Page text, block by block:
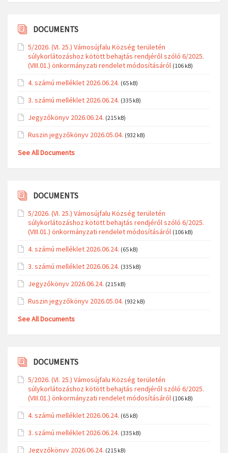
DOCUMENTS
5/2026. (VI. 25.) Vámosújfalu Község területén
súlykorlátozáshoz kötött behajtás rendjéről szóló 6/2025.
(VIII.01.) önkormányzati rendelet módosításáról (106 kB)
4. számú melléklet 2026.06.24. (65 kB)
3. számú melléklet 2026.06.24. (335 kB)
Jegyzőkönyv 2026.06.24. (215 kB)
Ruszin jegyzőkönyv 2026.05.04. (932 kB)
See All Documents
DOCUMENTS
5/2026. (VI. 25.) Vámosújfalu Község területén
súlykorlátozáshoz kötött behajtás rendjéről szóló 6/2025.
(VIII.01.) önkormányzati rendelet módosításáról (106 kB)
4. számú melléklet 2026.06.24. (65 kB)
3. számú melléklet 2026.06.24. (335 kB)
Jegyzőkönyv 2026.06.24. (215 kB)
Ruszin jegyzőkönyv 2026.05.04. (932 kB)
See All Documents
DOCUMENTS
5/2026. (VI. 25.) Vámosújfalu Község területén
súlykorlátozáshoz kötött behajtás rendjéről szóló 6/2025.
(VIII.01.) önkormányzati rendelet módosításáról (106 kB)
4. számú melléklet 2026.06.24. (65 kB)
3. számú melléklet 2026.06.24. (335 kB)
Jegyzőkönyv 2026.06.24. (215 kB)